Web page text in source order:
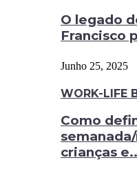
O legado
Francisco
Junho 25, 2025
WORK-LIFE
Como
crianças